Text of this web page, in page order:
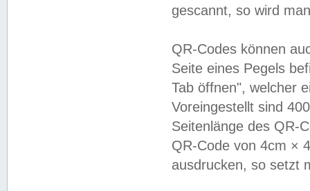
gescannt, so wird
QR-Codes können
Seite eines Pegels
Tab öffnen", welcher
Voreingestellt sind
Seitenlänge des QR-
QR-Code von 4cm ×
ausdrucken, so setzt